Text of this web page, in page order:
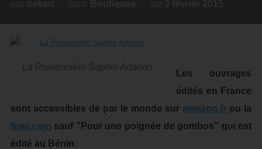
La Romancière Sophie Adanon
Les ouvrages
édités en France
sont accessibles de par le monde sur amazon.fr ou la
fnac.com sauf ”Pour une poignée de gombos” qui est
édité au Bénin.